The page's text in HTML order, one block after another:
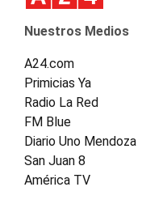
Nuestros Medios
A24.com
Primicias Ya
Radio La Red
FM Blue
Diario Uno Mendoza
San Juan 8
América TV